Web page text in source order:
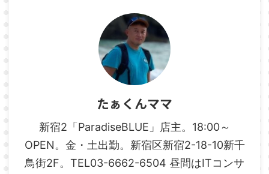
たぁくんママ
新宿2「ParadiseBLUE」店主。18:00～
OPEN。金・土出勤。新宿区新宿2-18-10新千
鳥街2F。TEL03-6662-6504 昼間はITコンサ